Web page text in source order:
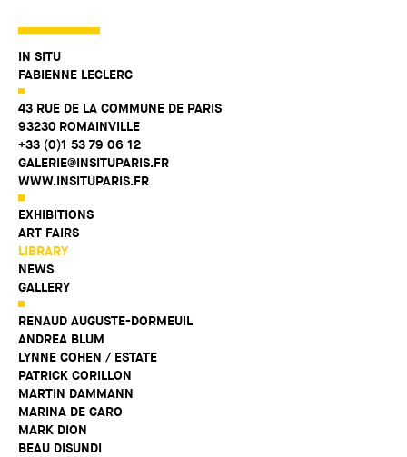
IN SITU
FABIENNE LECLERC
43 RUE DE LA COMMUNE DE PARIS
93230 ROMAINVILLE
+33 (0)1 53 79 06 12
GALERIE@INSITUPARIS.FR
WWW.INSITUPARIS.FR
EXHIBITIONS
ART FAIRS
LIBRARY
NEWS
GALLERY
RENAUD AUGUSTE-DORMEUIL
ANDREA BLUM
LYNNE COHEN / ESTATE
PATRICK CORILLON
MARTIN DAMMANN
MARINA DE CARO
MARK DION
BEAU DISUNDI